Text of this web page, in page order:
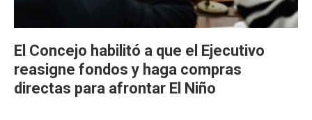
El Concejo habilitó a que el Ejecutivo
reasigne fondos y haga compras
directas para afrontar El Niño